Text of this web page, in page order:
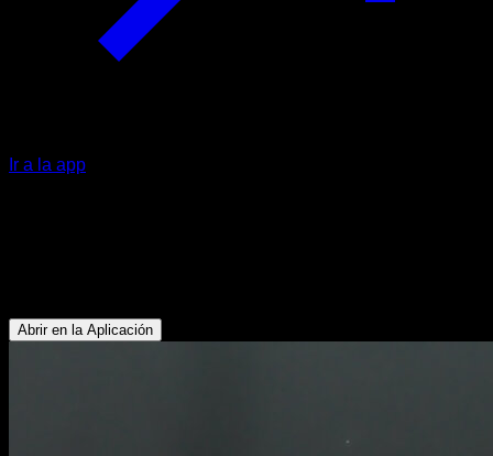
Ir a la app
Abrir en la Aplicación